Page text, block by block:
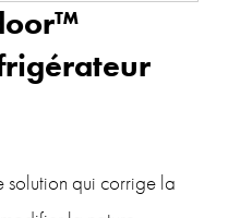
solution qui corrige la